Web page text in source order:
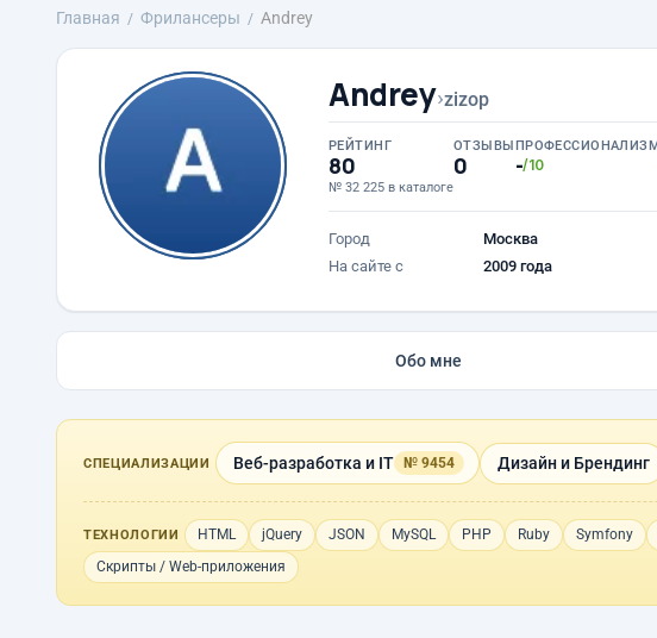
Главная Фрилансеры Andrey
Andrey›zizop
РЕЙТИНГ
80
№ 32 225 в каталоге
ОТЗЫВЫ
0 -/10
Город
Москва
На сайте с
2009 года
Обо мне
СПЕЦИАЛИЗАЦИИ Веб-разработка и IT № 9454 Дизайн и Брендинг
ТЕХНОЛОГИИ HTML jQuery JSON MySQL PHP Ruby Symfony
Скрипты / Web-приложения